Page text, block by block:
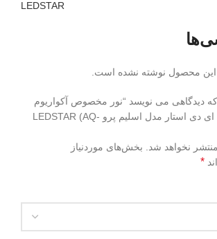
LEDSTAR
این محصول نوشته نشده است.
دیدگاهی می نویسد “نور مخصوص آکواریوم
های گیاهی برند ال ای دی استار مدل اسلیم پرو LEDSTAR (AQ-
نخواهد شد.
بخش‌های موردنیاز
*